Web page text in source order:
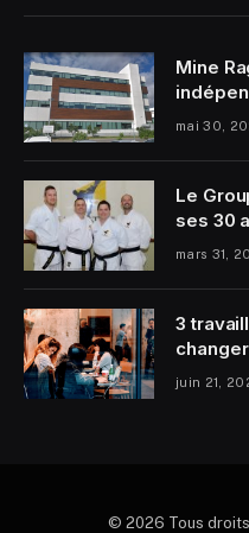
Mine
mai 30,
Le
ses 30
mars 31,
3
juin 21,
© 2026 Tous